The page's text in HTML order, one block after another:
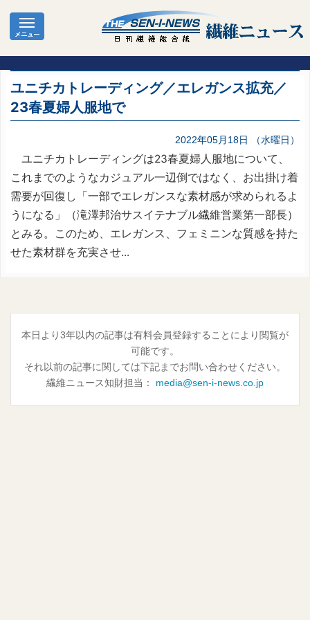
ユニチカトレーディング／エレガンス拡充／
23春夏婦人服地で
2022年05月18日 （水曜日）
ユニチカトレーディングは23春夏婦人服地について、
これまでのようなカジュアル一辺倒ではなく、お出掛け着
需要が回復し「一部でエレガンスな素材感が求められるよ
うになる」（滝澤邦治サスイテナブル繊維営業第一部長）
とみる。このため、エレガンス、フェミニンな質感を持た
せた素材群を充実させ...
本日より3年以内の記事は有料会員登録することにより閲覧が
可能です。
それ以前の記事に関しては下記までお問い合わせください。
繊維ニュース知財担当： media@sen-i-news.co.jp